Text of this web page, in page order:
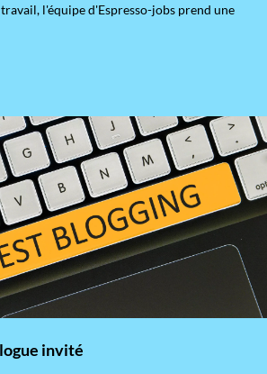
l'équipe d'Espresso-jobs prend une
invité